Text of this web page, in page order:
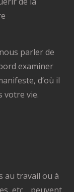
parler de
examiner
d’où il
votre vie.
au travail ou à